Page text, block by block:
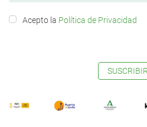
Acepto la Política de Privacidad